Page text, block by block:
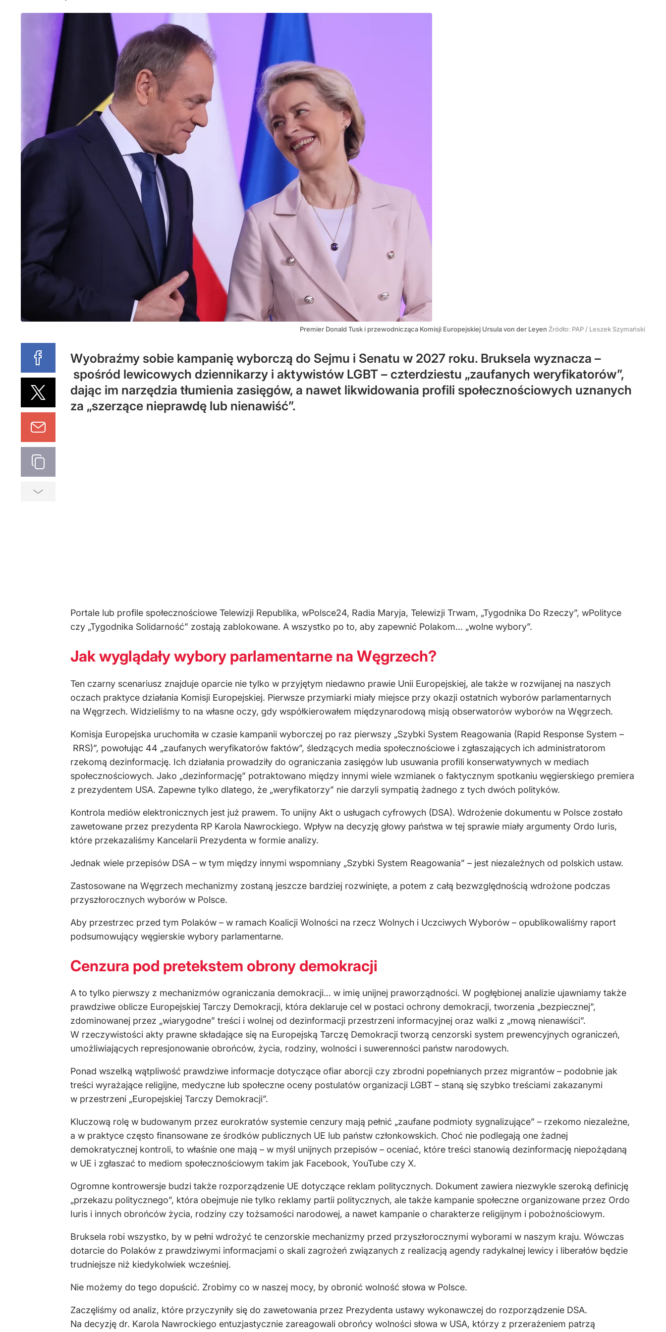
Premier Donald Tusk i przewodnicząca Komisji Europejskiej Ursula von der Leyen Źródło: PAP / Leszek Szymański
Wyobraźmy sobie kampanię wyborczą do Sejmu i Senatu w 2027 roku. Bruksela wyznacza –
spośród lewicowych dziennikarzy i aktywistów LGBT – czterdziestu „zaufanych weryfikatorów”,
dając im narzędzia tłumienia zasięgów, a nawet likwidowania profili społecznościowych uznanych
za „szerzące nieprawdę lub nienawiść”.
Portale lub profile społecznościowe Telewizji Republika, wPolsce24, Radia Maryja, Telewizji Trwam, „Tygodnika Do Rzeczy”, wPolityce
czy „Tygodnika Solidarność” zostają zablokowane. A wszystko po to, aby zapewnić Polakom… „wolne wybory”.
Jak wyglądały wybory parlamentarne na Węgrzech?
Ten czarny scenariusz znajduje oparcie nie tylko w przyjętym niedawno prawie Unii Europejskiej, ale także w rozwijanej na naszych
oczach praktyce działania Komisji Europejskiej. Pierwsze przymiarki miały miejsce przy okazji ostatnich wyborów parlamentarnych
na Węgrzech. Widzieliśmy to na własne oczy, gdy współkierowałem międzynarodową misją obserwatorów wyborów na Węgrzech.
Komisja Europejska uruchomiła w czasie kampanii wyborczej po raz pierwszy „Szybki System Reagowania (Rapid Response System –
RRS)”, powołując 44 „zaufanych weryfikatorów faktów”, śledzących media społecznościowe i zgłaszających ich administratorom
rzekomą dezinformację. Ich działania prowadziły do ograniczania zasięgów lub usuwania profili konserwatywnych w mediach
społecznościowych. Jako „dezinformację” potraktowano między innymi wiele wzmianek o faktycznym spotkaniu węgierskiego premiera
z prezydentem USA. Zapewne tylko dlatego, że „weryfikatorzy” nie darzyli sympatią żadnego z tych dwóch polityków.
Kontrola mediów elektronicznych jest już prawem. To unijny Akt o usługach cyfrowych (DSA). Wdrożenie dokumentu w Polsce zostało
zawetowane przez prezydenta RP Karola Nawrockiego. Wpływ na decyzję głowy państwa w tej sprawie miały argumenty Ordo Iuris,
które przekazaliśmy Kancelarii Prezydenta w formie analizy.
Jednak wiele przepisów DSA – w tym między innymi wspomniany „Szybki System Reagowania” – jest niezależnych od polskich ustaw.
Zastosowane na Węgrzech mechanizmy zostaną jeszcze bardziej rozwinięte, a potem z całą bezwzględnością wdrożone podczas
przyszłorocznych wyborów w Polsce.
Aby przestrzec przed tym Polaków – w ramach Koalicji Wolności na rzecz Wolnych i Uczciwych Wyborów – opublikowaliśmy raport
podsumowujący węgierskie wybory parlamentarne.
Cenzura pod pretekstem obrony demokracji
A to tylko pierwszy z mechanizmów ograniczania demokracji… w imię unijnej praworządności. W pogłębionej analizie ujawniamy także
prawdziwe oblicze Europejskiej Tarczy Demokracji, która deklaruje cel w postaci ochrony demokracji, tworzenia „bezpiecznej”,
zdominowanej przez „wiarygodne” treści i wolnej od dezinformacji przestrzeni informacyjnej oraz walki z „mową nienawiści”.
W rzeczywistości akty prawne składające się na Europejską Tarczę Demokracji tworzą cenzorski system prewencyjnych ograniczeń,
umożliwiających represjonowanie obrońców, życia, rodziny, wolności i suwerenności państw narodowych.
Ponad wszelką wątpliwość prawdziwe informacje dotyczące ofiar aborcji czy zbrodni popełnianych przez migrantów – podobnie jak
treści wyrażające religijne, medyczne lub społeczne oceny postulatów organizacji LGBT – staną się szybko treściami zakazanymi
w przestrzeni „Europejskiej Tarczy Demokracji”.
Kluczową rolę w budowanym przez eurokratów systemie cenzury mają pełnić „zaufane podmioty sygnalizujące” – rzekomo niezależne,
a w praktyce często finansowane ze środków publicznych UE lub państw członkowskich. Choć nie podlegają one żadnej
demokratycznej kontroli, to właśnie one mają – w myśl unijnych przepisów – oceniać, które treści stanowią dezinformację niepożądaną
w UE i zgłaszać to mediom społecznościowym takim jak Facebook, YouTube czy X.
Ogromne kontrowersje budzi także rozporządzenie UE dotyczące reklam politycznych. Dokument zawiera niezwykle szeroką definicję
„przekazu politycznego”, która obejmuje nie tylko reklamy partii politycznych, ale także kampanie społeczne organizowane przez Ordo
Iuris i innych obrońców życia, rodziny czy tożsamości narodowej, a nawet kampanie o charakterze religijnym i pobożnościowym.
Bruksela robi wszystko, by w pełni wdrożyć te cenzorskie mechanizmy przed przyszłorocznymi wyborami w naszym kraju. Wówczas
dotarcie do Polaków z prawdziwymi informacjami o skali zagrożeń związanych z realizacją agendy radykalnej lewicy i liberałów będzie
trudniejsze niż kiedykolwiek wcześniej.
Nie możemy do tego dopuścić. Zrobimy co w naszej mocy, by obronić wolność słowa w Polsce.
Zaczęliśmy od analiz, które przyczyniły się do zawetowania przez Prezydenta ustawy wykonawczej do rozporządzenie DSA.
Na decyzję dr. Karola Nawrockiego entuzjastycznie zareagowali obrońcy wolności słowa w USA, którzy z przerażeniem patrzą